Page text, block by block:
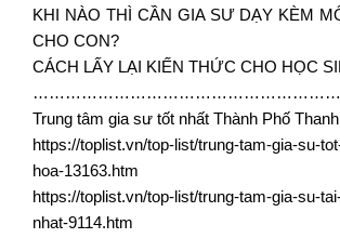
KHI NÀO THÌ CẦN GIA SƯ DẠY KÈM
CHO CON?
CÁCH LẤY LẠI KIẾN THỨC CHO HỌC
Trung tâm gia sư tốt nhất Thành Phố
https://toplist.vn/top-list/trung-tam-gia-su-
hoa-13163.htm
https://toplist.vn/top-list/trung-tam-gia-su-
nhat-9114.htm